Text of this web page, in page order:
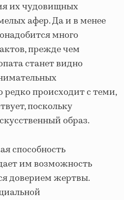
их чудовищных
афер. Да и в менее
много
прежде чем
станет видно
редко происходит с теми,
поскольку
образ.
способность
им возможность
доверием жертвы.